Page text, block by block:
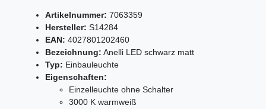
Artikelnummer: 7063359
Hersteller: S14284
EAN: 4027801202460
Bezeichnung: Anelli LED schwarz matt
Typ: Einbauleuchte
Eigenschaften:
Einzelleuchte ohne Schalter
3000 K warmweiß